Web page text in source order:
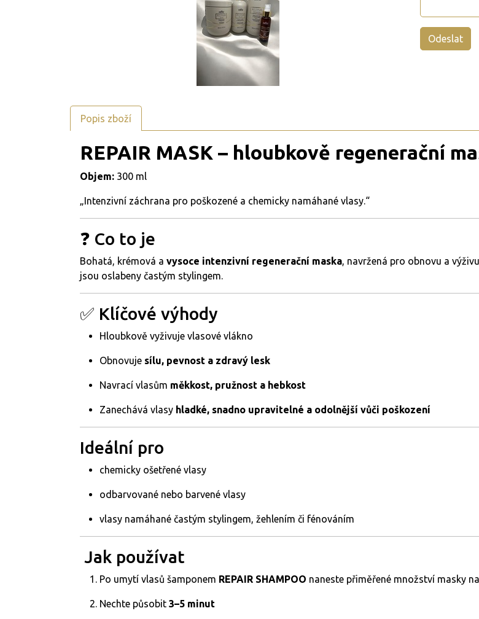
Popis zboží
REPAIR MASK – hloubkově regenerační
Objem: 300 ml
„Intenzivní záchrana pro poškozené a chemicky namáhané vlasy.“
❓ Co to je
Bohatá, krémová a vysoce intenzivní regenerační maska, navržená pro obnovu a
jsou oslabeny častým stylingem.
✅ Klíčové výhody
Hloubkově vyživuje vlasové vlákno
Obnovuje sílu, pevnost a zdravý lesk
Navrací vlasům měkkost, pružnost a hebkost
Zanechává vlasy hladké, snadno upravitelné a odolnější vůči poškození
Ideální pro
chemicky ošetřené vlasy
odbarvované nebo barvené vlasy
vlasy namáhané častým stylingem, žehlením či fénováním
️ Jak používat
Po umytí vlasů šamponem REPAIR SHAMPOO naneste přiměřené množství masky
Nechte působit 3–5 minut